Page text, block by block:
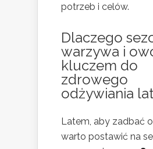
potrzeb i celów.
Dlaczego
warzywa i
kluczem do
zdrowego
odżywiania
Latem, aby zadbać
warto postawić na